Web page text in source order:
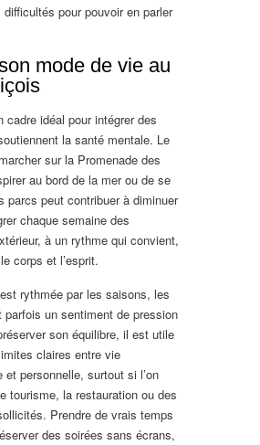
pour pouvoir en parler
mode de vie au
cadre idéal pour intégrer des
la santé mentale. Le
sur la Promenade des
au bord de la mer ou de se
parcs peut contribuer à diminuer
chaque semaine des
à un rythme qui convient,
corps et l’esprit.
rythmée par les saisons, les
parfois un sentiment de pression
son équilibre, il est utile
claires entre vie
et personnelle, surtout si l’on
tourisme, la restauration ou des
Prendre de vrais temps
des soirées sans écrans,